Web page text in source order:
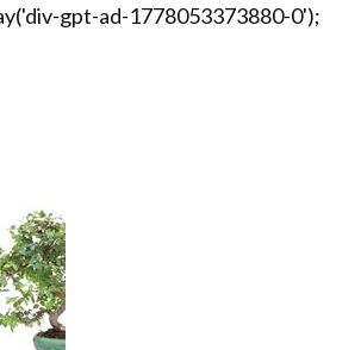
gpt-ad-1778053373880-0');